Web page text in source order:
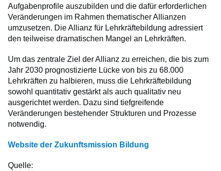
Aufgabenprofile auszubilden und die dafür erforderlichen
Veränderungen im Rahmen thematischer Allianzen
umzusetzen. Die Allianz für Lehrkräftebildung adressiert
den teilweise dramatischen Mangel an Lehrkräften.
Um das zentrale Ziel der Allianz zu erreichen, die bis zum
Jahr 2030 prognostizierte Lücke von bis zu 68.000
Lehrkräften zu halbieren, muss die Lehrkräftebildung
sowohl quantitativ gestärkt als auch qualitativ neu
ausgerichtet werden. Dazu sind tiefgreifende
Veränderungen bestehender Strukturen und Prozesse
notwendig.
Website der Zukunftsmission Bildung
Quelle: